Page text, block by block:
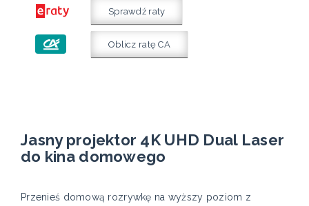
Sprawdź raty
Oblicz ratę CA
Jasny projektor 4K UHD Dual Laser
do kina domowego
Przenieś domową rozrywkę na wyższy poziom z